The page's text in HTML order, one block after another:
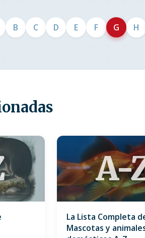
B C D E F G H
A-
La Lista Completa
Mascotas y